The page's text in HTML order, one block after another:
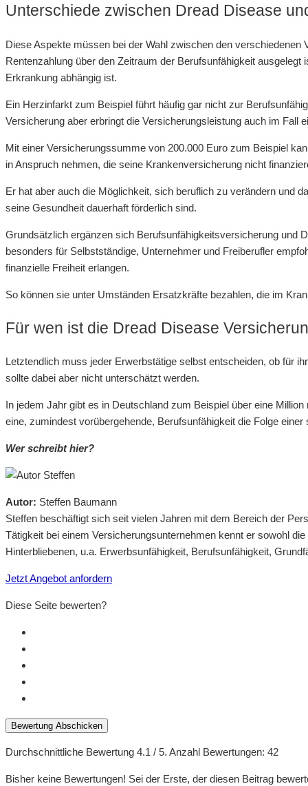
Unterschiede zwischen Dread Disease
Diese Aspekte müssen bei der Wahl zwischen den
Rentenzahlung über den Zeitraum der Berufsunfähigkeit
Erkrankung abhängig ist.
Ein Herzinfarkt zum Beispiel führt häufig gar nicht zur
Versicherung aber erbringt die Versicherungsleistung auch im Fall
Mit einer Versicherungssumme von 200.000 Euro zum Beispiel
in Anspruch nehmen, die seine Krankenversicherung nicht
Er hat aber auch die Möglichkeit, sich beruflich zu verändern und
seine Gesundheit dauerhaft förderlich sind.
Grundsätzlich ergänzen sich Berufsunfähigkeitsversicherung und
besonders für Selbstständige, Unternehmer und Freiberufler
finanzielle Freiheit erlangen.
So können sie unter Umständen Ersatzkräfte bezahlen, die im
Für wen ist die Dread Disease
Letztendlich muss jeder Erwerbstätige selbst entscheiden, ob für
sollte dabei aber nicht unterschätzt werden.
In jedem Jahr gibt es in Deutschland zum Beispiel über eine
eine, zumindest vorübergehende, Berufsunfähigkeit die Folge
Wer schreibt hier?
Autor: Steffen Baumann
Steffen beschäftigt sich seit vielen Jahren mit dem Bereich der
Tätigkeit bei einem Versicherungsunternehmen kennt er sowohl
Hinterbliebenen, u.a. Erwerbsunfähigkeit, Berufsunfähigkeit,
Jetzt Angebot anfordern
Diese Seite bewerten?
Bewertung Abschicken
Durchschnittliche Bewertung 4.1 / 5. Anzahl Bewertungen: 42
Bisher keine Bewertungen! Sei der Erste, der diesen Beitrag